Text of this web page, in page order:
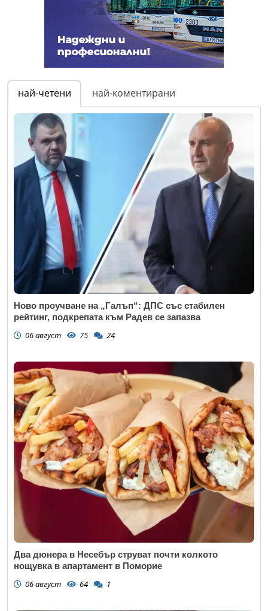
най-четени най-коментирани
Ново проучване на „Галъп“: ДПС със стабилен
рейтинг, подкрепата към Радев се запазва
06 август 75 24
Два дюнера в Несебър струват почти колкото
нощувка в апартамент в Поморие
06 август 64 1